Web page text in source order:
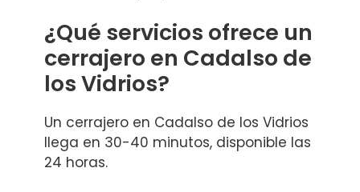
¿Qué servicios ofrece un
cerrajero en Cadalso de
los Vidrios?
Un cerrajero en Cadalso de los Vidrios
llega en 30-40 minutos, disponible las
24 horas.